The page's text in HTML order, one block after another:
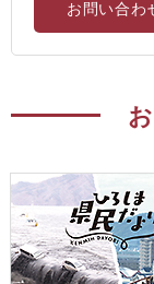
お問い合わ